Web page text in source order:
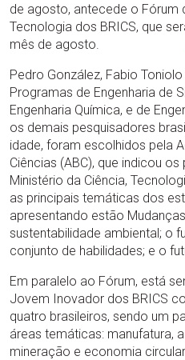
de agosto, antecede o Fórum
Tecnologia dos BRICS, que
mês de agosto.
Pedro González, Fabio
Programas de Engenharia de
Engenharia Química, e de
os demais pesquisadores
idade, foram escolhidos pela
Ciências (ABC), que indicou
Ministério da Ciência,
as principais temáticas dos
apresentando estão
sustentabilidade ambiental; o
conjunto de habilidades; e o
Em paralelo ao Fórum, está
Jovem Inovador dos BRICS
quatro brasileiros, sendo um
áreas temáticas: manufatura,
mineração e economia